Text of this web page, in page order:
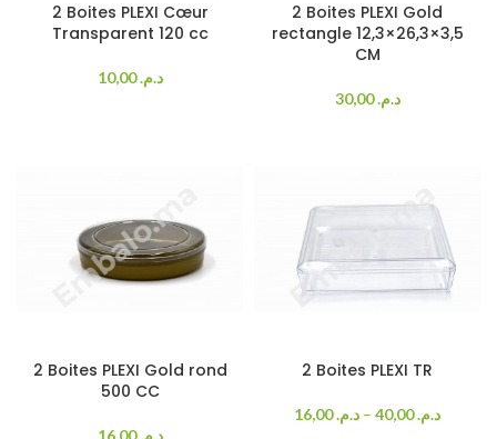
2 Boites PLEXI Cœur
Transparent 120 cc
د.م.10,00
2 Boites PLEXI Gold
rectangle 12,3×26,3×3,5
CM
د.م.30,00
2 Boites PLEXI Gold rond
500 CC
د.م.16,00
2 Boites PLEXI TR
د.م.16,00 – د.م.40,00